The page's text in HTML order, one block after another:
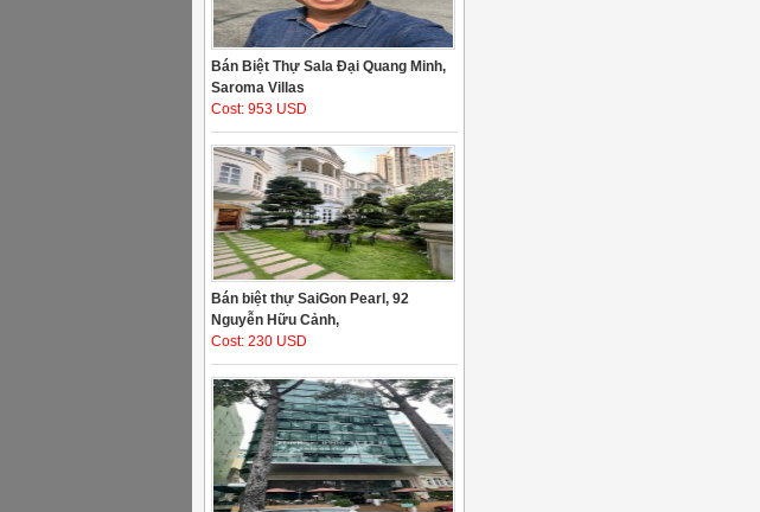
Bán Biệt Thự Sala Đại Quang Minh,
Saroma Villas
Cost: 953 USD
Bán biệt thự SaiGon Pearl, 92
Nguyễn Hữu Cảnh,
Cost: 230 USD